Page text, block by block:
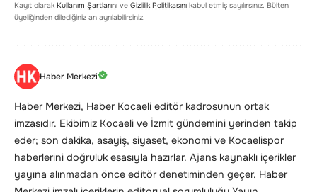
Kayıt olarak Kullanım Şartlarını ve Gizlilik Politikasını kabul etmiş sayılırsınız. Bülten
üyeliğinden dilediğiniz an ayrılabilirsiniz.
Haber Merkezi
Haber Merkezi, Haber Kocaeli editör kadrosunun ortak
imzasıdır. Ekibimiz Kocaeli ve İzmit gündemini yerinden takip
eder; son dakika, asayiş, siyaset, ekonomi ve Kocaelispor
haberlerini doğruluk esasıyla hazırlar. Ajans kaynaklı içerikler
yayına alınmadan önce editör denetiminden geçer. Haber